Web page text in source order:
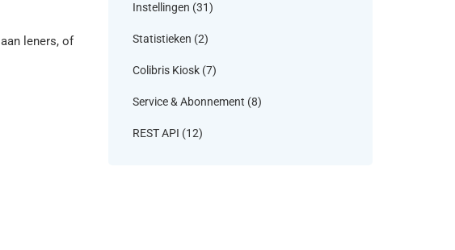
leners, of
Instellingen (31)
Statistieken (2)
Colibris Kiosk (7)
Service & Abonnement (8)
REST API (12)